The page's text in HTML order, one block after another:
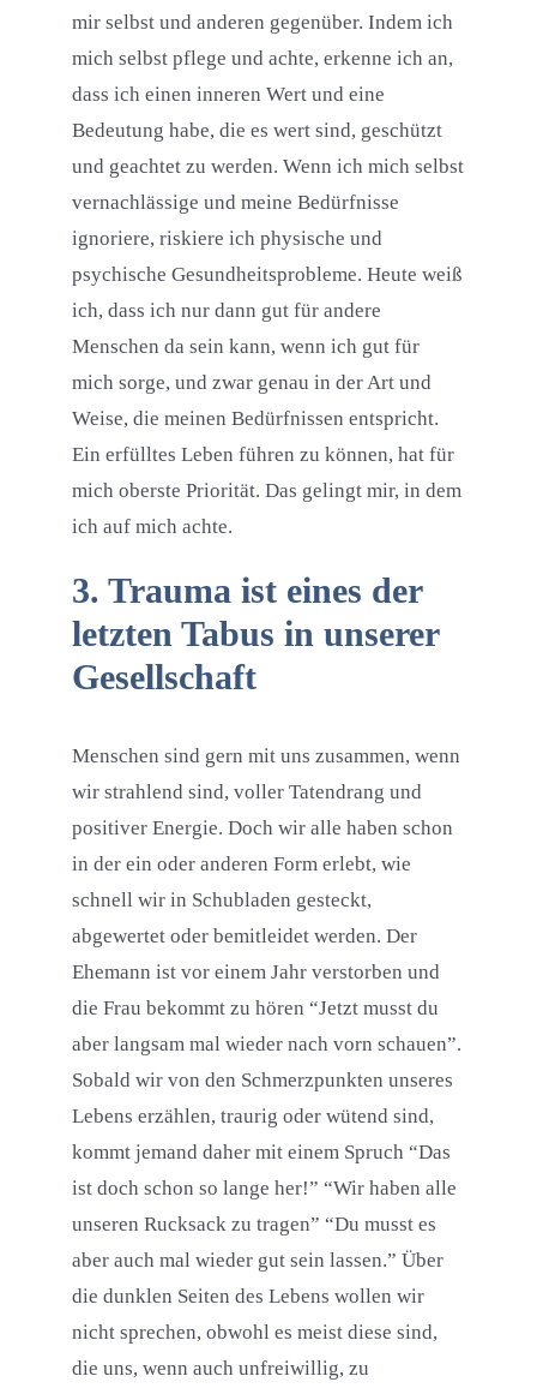
mir selbst und anderen gegenüber. Indem ich
mich selbst pflege und achte, erkenne ich an,
dass ich einen inneren Wert und eine
Bedeutung habe, die es wert sind, geschützt
und geachtet zu werden. Wenn ich mich selbst
vernachlässige und meine Bedürfnisse
ignoriere, riskiere ich physische und
psychische Gesundheitsprobleme. Heute weiß
ich, dass ich nur dann gut für andere
Menschen da sein kann, wenn ich gut für
mich sorge, und zwar genau in der Art und
Weise, die meinen Bedürfnissen entspricht.
Ein erfülltes Leben führen zu können, hat für
mich oberste Priorität. Das gelingt mir, in dem
ich auf mich achte.
3. Trauma ist eines der
letzten Tabus in unserer
Gesellschaft
Menschen sind gern mit uns zusammen, wenn
wir strahlend sind, voller Tatendrang und
positiver Energie. Doch wir alle haben schon
in der ein oder anderen Form erlebt, wie
schnell wir in Schubladen gesteckt,
abgewertet oder bemitleidet werden. Der
Ehemann ist vor einem Jahr verstorben und
die Frau bekommt zu hören “Jetzt musst du
aber langsam mal wieder nach vorn schauen”.
Sobald wir von den Schmerzpunkten unseres
Lebens erzählen, traurig oder wütend sind,
kommt jemand daher mit einem Spruch “Das
ist doch schon so lange her!” “Wir haben alle
unseren Rucksack zu tragen” “Du musst es
aber auch mal wieder gut sein lassen.” Über
die dunklen Seiten des Lebens wollen wir
nicht sprechen, obwohl es meist diese sind,
die uns, wenn auch unfreiwillig, zu